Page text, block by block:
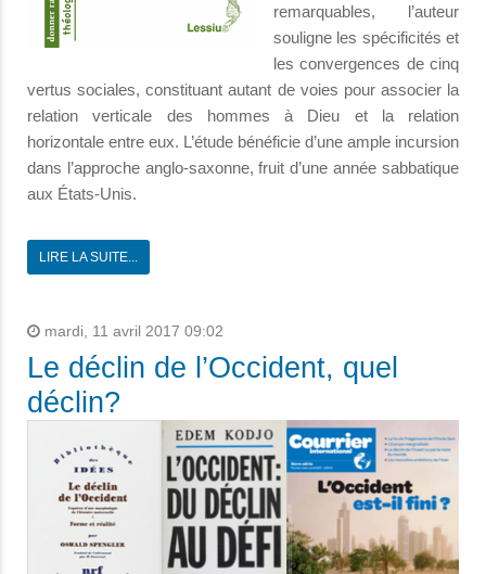
remarquables, l’auteur
souligne les spécificités et
les convergences de cinq
vertus sociales, constituant autant de voies pour associer la
relation verticale des hommes à Dieu et la relation
horizontale entre eux. L’étude bénéficie d’une ample incursion
dans l’approche anglo-saxonne, fruit d’une année sabbatique
aux États-Unis.
LIRE LA SUITE...
mardi, 11 avril 2017 09:02
Le déclin de l’Occident, quel
déclin?